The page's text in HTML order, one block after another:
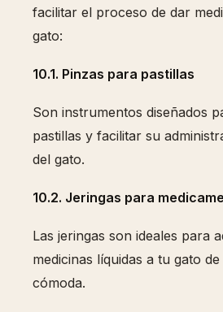
facilitar el proceso de dar
gato:
10.1. Pinzas para pastillas
Son instrumentos diseñados
pastillas y facilitar su
del gato.
10.2. Jeringas para
Las jeringas son ideales para
medicinas líquidas a tu gato
cómoda.